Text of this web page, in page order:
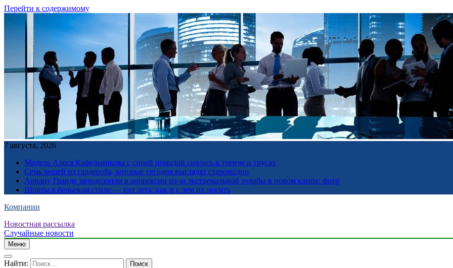
Перейти к содержимому
7 августа, 2026
Модель Алеся Кафельникова с синей помадой снялась в тренче и трусах
Семь вещей из гардероба, которые сегодня выглядят старомодно
Ариану Гранде заподозрили в анорексии из-за экстремальной худобы в новом клипе: фото
Шорты в бельевом стиле — хит лета: как и с чем их носить
Компании
Новостная рассылка
Случайные новости
Меню
Найти: